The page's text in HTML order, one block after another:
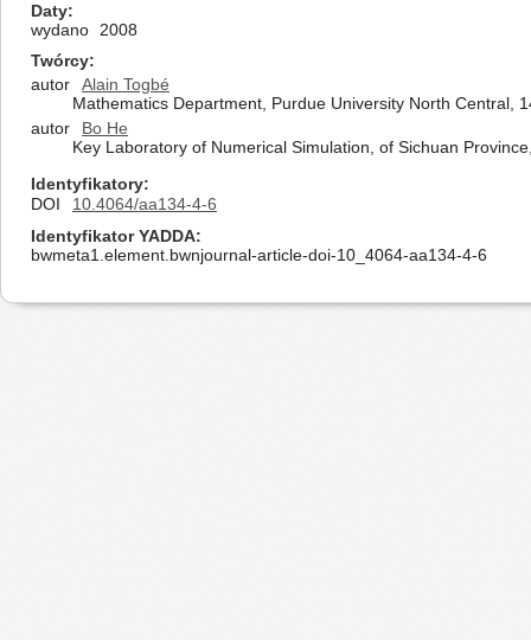
Daty
wydano
2008
Twórcy
autor
Alain Togbé
Mathematics Department, Purdue University North Central,
autor
Bo He
Key Laboratory of Numerical Simulation, of Sichuan
Identyfikatory
DOI
10.4064/aa134-4-6
Identyfikator YADDA
bwmeta1.element.bwnjournal-article-doi-10_4064-aa134-4-6